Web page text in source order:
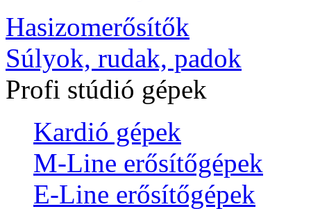
Hasizomerősítők
Súlyok, rudak, padok
Profi stúdió gépek
Kardió gépek
M-Line erősítőgépek
E-Line erősítőgépek